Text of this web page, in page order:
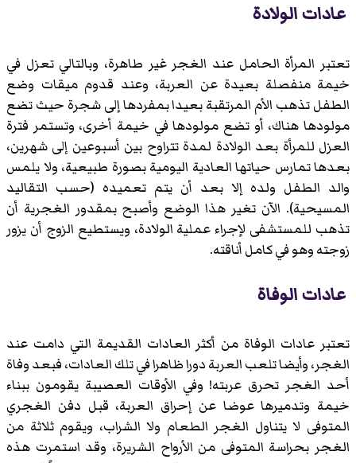
عادات الولادة
تعتبر المرأة الحامل عند الغجر غير طاهرة، وبالتالي تعزل في
خيمة منفصلة بعيدة عن العربة، وعند قدوم ميقات وضع
الطفل تذهب الأم المرتقبة بعيدا بمفردها إلى شجرة حيث تضع
مولودها هناك، أو تضع مولودها في خيمة أخرى، وتستمر فترة
العزل للمرأة بعد الولادة لمدة تتراوح بين أسبوعين إلى شهرين،
بعدها تمارس حياتها العادية اليومية بصورة طبيعية، ولا يلمس
والد الطفل ولده إلا بعد أن يتم تعميده (حسب التقاليد
المسيحية). الآن تغير هذا الوضع وأصبح بمقدور الغجرية أن
تذهب للمستشفى لإجراء عملية الولادة، ويستطيع الزوج أن يزور
زوجته وهو في كامل أناقته.
عادات الوفاة
تعتبر عادات الوفاة من أكثر العادات القديمة التي دامت عند
الغجر، وأيضا تلعب العربة دورا ظاهرا في تلك العادات، فبعد وفاة
أحد الغجر تحرق عربته! وفي الأوقات العصيبة يقومون ببناء
خيمة وتدميرها عوضا عن إحراق العربة، قبل دفن الغجري
المتوفى لا يتناول الغجر الطعام ولا الشراب، ويقوم ثلاثة من
الغجر بحراسة المتوفى من الأرواح الشريرة، وقد استمرت هذه